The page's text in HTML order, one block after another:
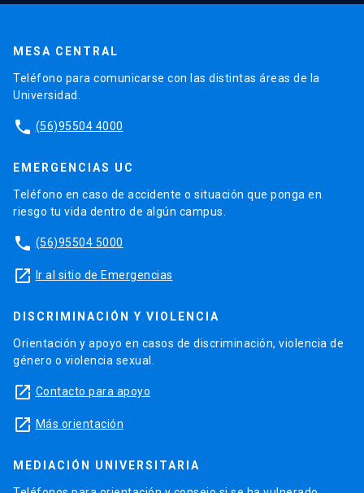
MESA CENTRAL
Teléfono para comunicarse con las distintas áreas de la
Universidad.
phone (56)95504 4000
EMERGENCIAS UC
Teléfono en caso de accidente o situación que ponga en
riesgo tu vida dentro de algún campus.
phone (56)95504 5000
launch Ir al sitio de Emergencias
DISCRIMINACIÓN Y VIOLENCIA
Orientación y apoyo en casos de discriminación, violencia de
género o violencia sexual.
launch Contacto para apoyo
launch Más orientación
MEDIACIÓN UNIVERSITARIA